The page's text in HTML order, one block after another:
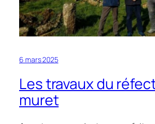
6 mars 2025
Les travaux du
muret